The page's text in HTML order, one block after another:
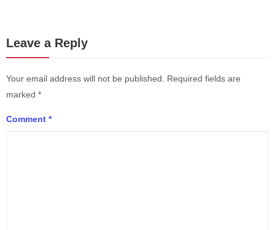
Leave a Reply
Your email address will not be published. Required fields are
marked *
Comment *